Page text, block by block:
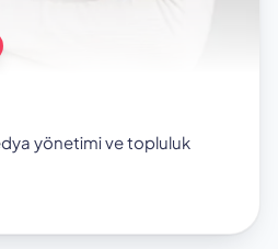
yönetimi ve topluluk